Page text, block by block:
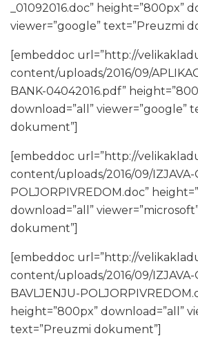
_01092016.doc” height=”800px”
viewer=”google” text=”Preuzmi
[embeddoc url=”http://
content/uploads/2016/09/
BANK-04042016.pdf”
download=”all” viewer=”google”
dokument”]
[embeddoc url=”http://
content/uploads/2016/09/IZJAVA-
POLJORPIVREDOM.doc”
download=”all”
dokument”]
[embeddoc url=”http://
content/uploads/2016/09/IZJAVA-
BAVLJENJU-
height=”800px” download=”all”
text=”Preuzmi dokument”]